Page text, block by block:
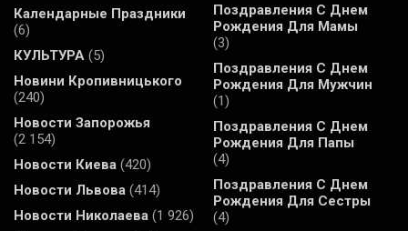
Календарные Праздники
(6)
КУЛЬТУРА (5)
Новини Кропивницького
(240)
Новости Запорожья
(2 154)
Новости Киева (420)
Новости Львова (414)
Новости Николаева (1 926)
Поздравления С Днем
Рождения Для Мамы
(3)
Поздравления С Днем
Рождения Для Мужчин
(1)
Поздравления С Днем
Рождения Для Папы
(4)
Поздравления С Днем
Рождения Для Сестры
(4)